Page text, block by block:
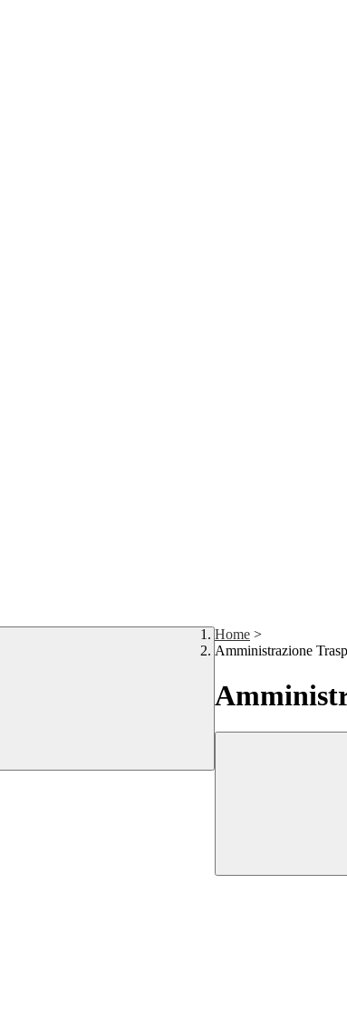
Home >
Amministrazione